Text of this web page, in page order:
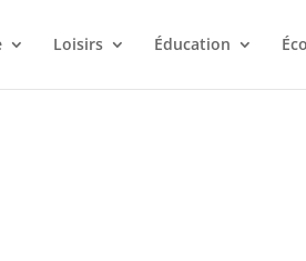
Loisirs Éducation